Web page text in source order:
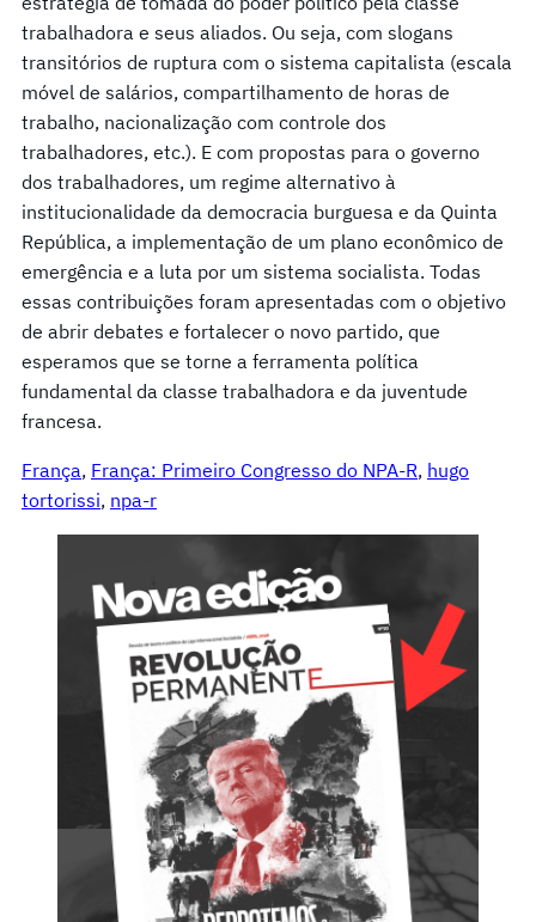
trabalhadora e seus aliados. Ou seja, com slogans
transitórios de ruptura com o sistema capitalista (escala
móvel de salários, compartilhamento de horas de
trabalho, nacionalização com controle dos
trabalhadores, etc.). E com propostas para o governo
dos trabalhadores, um regime alternativo à
institucionalidade da democracia burguesa e da Quinta
República, a implementação de um plano econômico de
emergência e a luta por um sistema socialista. Todas
essas contribuições foram apresentadas com o objetivo
de abrir debates e fortalecer o novo partido, que
esperamos que se torne a ferramenta política
fundamental da classe trabalhadora e da juventude
francesa.
França, França: Primeiro Congresso do NPA-R, hugo
tortorissi, npa-r